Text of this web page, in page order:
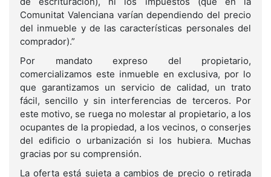
Comunitat Valenciana varían dependiendo del precio
del inmueble y de las características personales del
comprador).”
Por mandato expreso del propietario,
comercializamos este inmueble en exclusiva, por lo
que garantizamos un servicio de calidad, un trato
fácil, sencillo y sin interferencias de terceros. Por
este motivo, se ruega no molestar al propietario, a los
ocupantes de la propiedad, a los vecinos, o conserjes
del edificio o urbanización si los hubiera. Muchas
gracias por su comprensión.
La oferta está sujeta a cambios de precio o retirada